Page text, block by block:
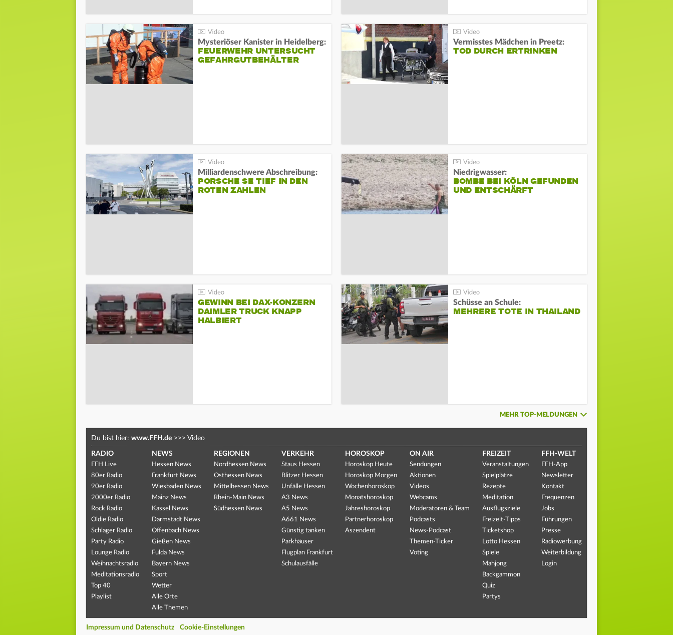
Mysteriöser Kanister in Heidelberg:
FEUERWEHR UNTERSUCHT
GEFAHRGUTBEHÄLTER
Vermisstes Mädchen in Preetz:
TOD DURCH ERTRINKEN
Milliardenschwere Abschreibung:
PORSCHE SE TIEF IN DEN
ROTEN ZAHLEN
Niedrigwasser:
BOMBE BEI KÖLN GEFUNDEN
UND ENTSCHÄRFT
GEWINN BEI DAX-KONZERN
DAIMLER TRUCK KNAPP
HALBIERT
Schüsse an Schule:
MEHRERE TOTE IN THAILAND
MEHR TOP-MELDUNGEN
Du bist hier: www.FFH.de >>> Video
RADIO
FFH Live
80er Radio
90er Radio
2000er Radio
Rock Radio
Oldie Radio
Schlager Radio
Party Radio
Lounge Radio
Weihnachtsradio
Meditationsradio
Top 40
Playlist
NEWS
Hessen News
Frankfurt News
Wiesbaden News
Mainz News
Kassel News
Darmstadt News
Offenbach News
Gießen News
Fulda News
Bayern News
Sport
Wetter
Alle Orte
Alle Themen
REGIONEN
Nordhessen News
Osthessen News
Mittelhessen News
Rhein-Main News
Südhessen News
VERKEHR
Staus Hessen
Blitzer Hessen
Unfälle Hessen
A3 News
A5 News
A661 News
Günstig tanken
Parkhäuser
Flugplan Frankfurt
Schulausfälle
HOROSKOP
Horoskop Heute
Horoskop Morgen
Wochenhoroskop
Monatshoroskop
Jahreshoroskop
Partnerhoroskop
Aszendent
ON AIR
Sendungen
Aktionen
Videos
Webcams
Moderatoren & Team
Podcasts
News-Podcast
Themen-Ticker
Voting
FREIZEIT
Veranstaltungen
Spielplätze
Rezepte
Meditation
Ausflugsziele
Freizeit-Tipps
Ticketshop
Lotto Hessen
Spiele
Mahjong
Backgammon
Quiz
Partys
FFH-WELT
FFH-App
Newsletter
Kontakt
Frequenzen
Jobs
Führungen
Presse
Radiowerbung
Weiterbildung
Login
Impressum und Datenschutz Cookie-Einstellungen